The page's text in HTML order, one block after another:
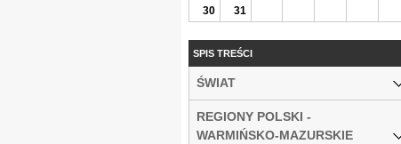
30
31
SPIS TREŚCI
ŚWIAT
REGIONY POLSKI -
WARMIŃSKO-MAZURSKIE